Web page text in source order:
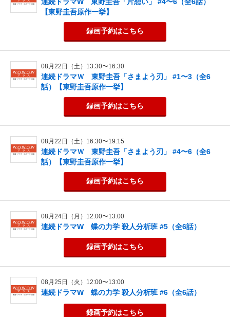
【東野圭吾原作一挙】
録画予約はこちら
08月22日（土）13:30〜16:30
連続ドラマＷ 東野圭吾「さまよう刃」 #1〜3（全6
話）【東野圭吾原作一挙】
録画予約はこちら
08月22日（土）16:30〜19:15
連続ドラマＷ 東野圭吾「さまよう刃」 #4〜6（全6
話）【東野圭吾原作一挙】
録画予約はこちら
08月24日（月）12:00〜13:00
連続ドラマW 蝶の力学 殺人分析班 #5（全6話）
録画予約はこちら
08月25日（火）12:00〜13:00
連続ドラマW 蝶の力学 殺人分析班 #6（全6話）
録画予約はこちら